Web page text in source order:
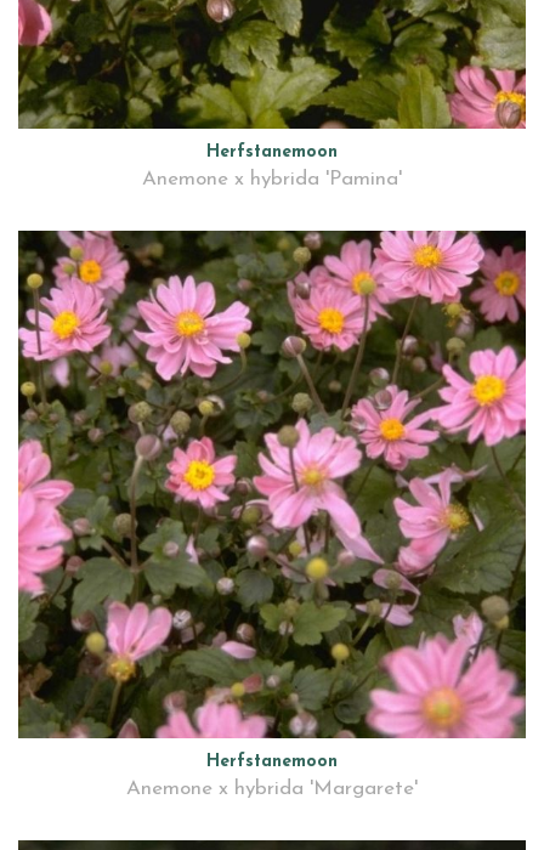
Herfstanemoon
Anemone x hybrida 'Pamina'
Herfstanemoon
Anemone x hybrida 'Margarete'